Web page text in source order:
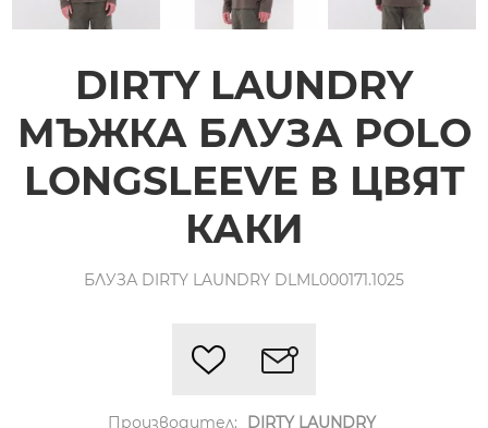
DIRTY LAUNDRY
МЪЖКА БЛУЗА POLO
LONGSLEEVE В ЦВЯТ
КАКИ
БЛУЗА DIRTY LAUNDRY DLML000171.1025
Производител: DIRTY LAUNDRY